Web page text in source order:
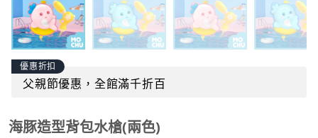
優惠折扣
父親節優惠，全館滿千折百
海豚造型背包水槍(兩色)